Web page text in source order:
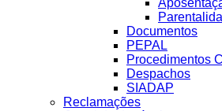
Documentos
PEPAL
Procedimentos
Despachos
SIADAP
Reclamações